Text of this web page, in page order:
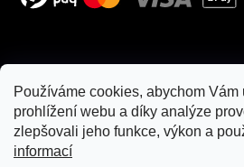
Používáme cookies, abychom
prohlížení webu a díky analýze
zlepšovali jeho funkce, výkon a
informací